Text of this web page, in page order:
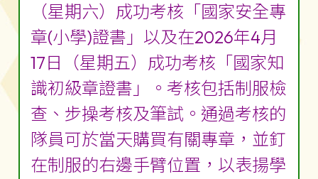
（星期六）成功考核「國家安全專
章(小學)證書」以及在2026年4月
17日（星期五）成功考核「國家知
識初級章證書」。考核包括制服檢
查、步操考核及筆試。通過考核的
隊員可於當天購買有關專章，並釘
在制服的右邊手臂位置，以表揚學